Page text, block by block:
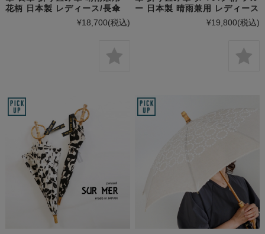
花柄 日本製 レディース/長傘
¥18,700(税込)
ー 日本製 晴雨兼用 レディース
¥19,800(税込)